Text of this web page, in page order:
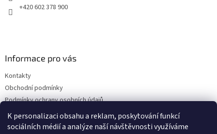
K personalizaci obsahu a reklam, poskytování funkcí
sociálních médií a analýze naší návštěvnosti využíváme
+420 602 378 900
Informace pro vás
Kontakty
Obchodní podmínky
Podmínky ochrany osobních údajů
Dodací a platební podmínky